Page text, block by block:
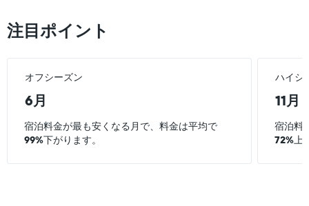
日
客
室
の
平
均
料
金
表
い
ま
の
軸
本
は、
去
し
い
ま
す
表
の
Y
軸
本
注目ポイント
オフシーズン
6月
ハイシ
11月
宿泊料金が最も安くなる月で、料金は平均で
99%下がります。
宿泊料
72%上